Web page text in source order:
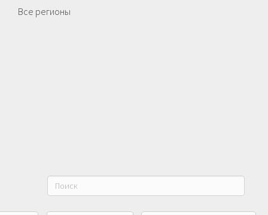
Все регионы